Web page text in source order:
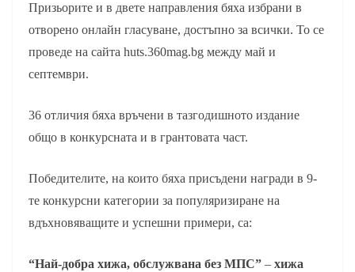
Призьорите и в двете направления бяха избрани в
отворено онлайн гласуване, достъпно за всички. То се
проведе на сайта huts.360mag.bg между май и
септември.
36 отличия бяха връчени в тазгодишното издание
общо в конкурсната и в грантовата част.
Победителите, на които бяха присъдени награди в 9-
те конкурсни категории за популяризиране на
вдъхновяващите и успешни примери, са:
“Най-добра хижа, обслужвана без МПС” – хижа